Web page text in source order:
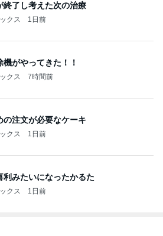
終了し考えた次の治療
クス 1日前
機がやってきた！！
クス 7時間前
の注文が必要なケーキ
クス 1日前
利みたいになったかるた
クス 1日前